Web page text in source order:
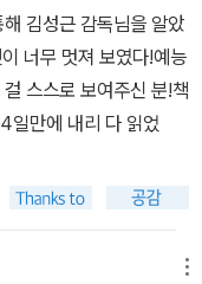
김성근 감독님을 알았
너무 멋져 보였다!예능
스스로 보여주신 분!책
일만에 내리 다 읽었